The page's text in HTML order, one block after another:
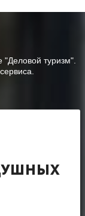
туризм".